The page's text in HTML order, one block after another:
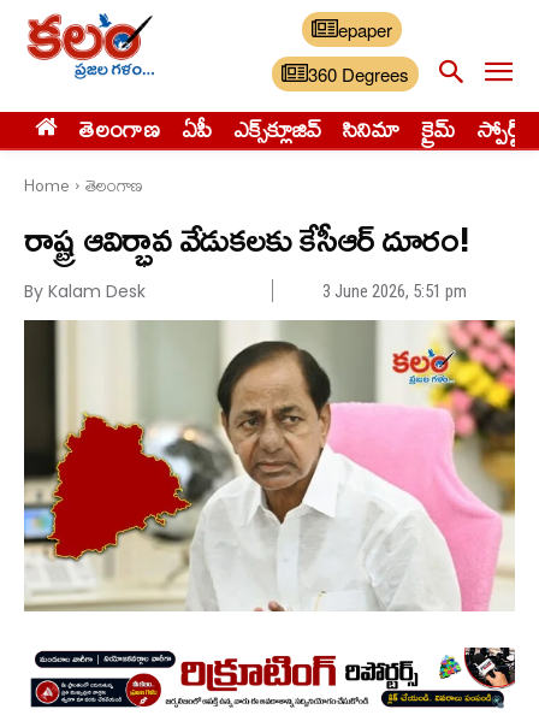
epaper
360 Degrees
తెలంగాణ ఏపీ ఎక్స్‌క్లూజివ్‌ సినిమా క్రైమ్ స్పోర్ట్స్
Home తెలంగాణ
రాష్ట్ర ఆవిర్భావ వేడుకలకు కేసీఆర్ దూరం!
By Kalam Desk 3 June 2026, 5:51 pm